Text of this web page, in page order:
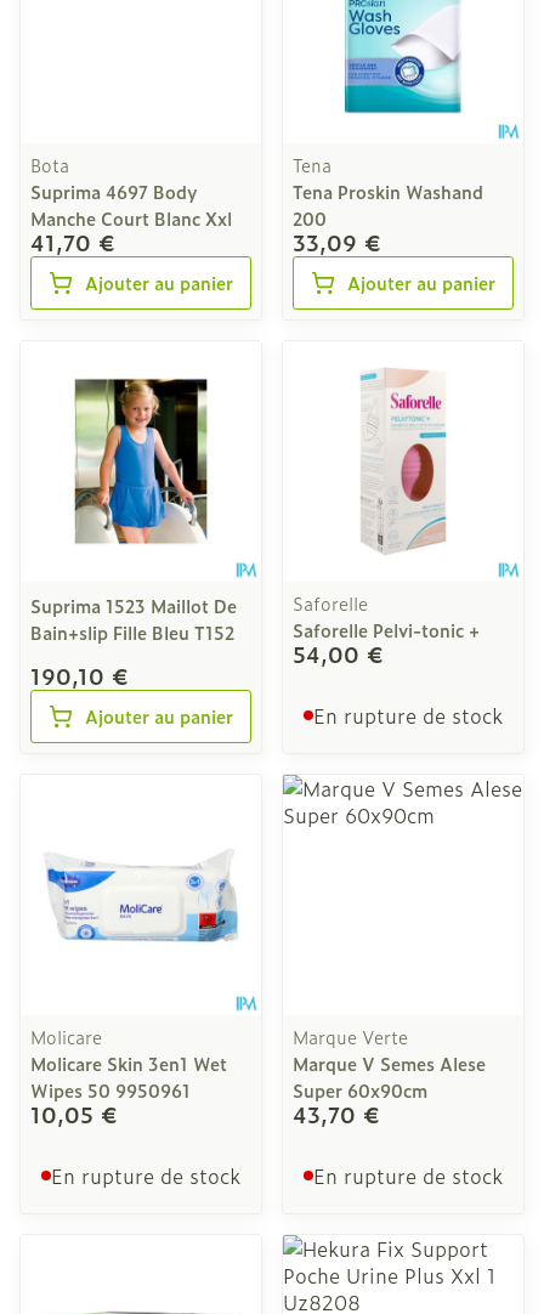
Bota
Suprima 4697 Body
Manche Court Blanc Xxl
41,70 €
Ajouter au panier
Tena
Tena Proskin Washand
200
33,09 €
Ajouter au panier
Suprima 1523 Maillot De
Bain+slip Fille Bleu T152
190,10 €
Ajouter au panier
Saforelle
Saforelle Pelvi-tonic +
54,00 €
En rupture de stock
Molicare
Molicare Skin 3en1 Wet
Wipes 50 9950961
10,05 €
En rupture de stock
Marque Verte
Marque V Semes Alese
Super 60x90cm
43,70 €
En rupture de stock